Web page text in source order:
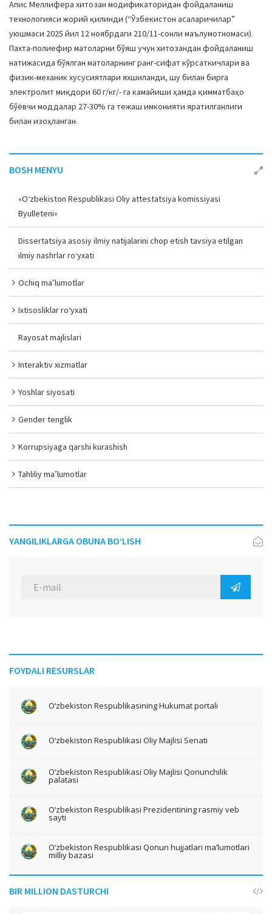
Апис Меллифера хитозан модификаторидан фойдаланиш
технологияси жорий қилинди (“Ўзбекистон асаларичилар”
уюшмаси 2025 йил 12 ноябрдаги 210/11-сонли маълумотномаси).
Пахта-полиефир матоларни бўяш учун хитозандан фойдаланиш
натижасида бўялган матоларнинг ранг-сифат кўрсаткичлари ва
физик-механик хусусиятлари яхшиланди, шу билан бирга
электролит миқдори 60 г/кг/- га камайиши ҳамда қимматбаҳо
бўёвчи моддалар 27-30% га тежаш имконияти яратилганлиги
билан изоҳланган.
BOSH MENYU
«O‘zbekiston Respublikasi Oliy attestatsiya komissiyasi
Byulleteni»
Dissertatsiya asosiy ilmiy natijalarini chop etish tavsiya etilgan
ilmiy nashrlar ro‘yxati
Ochiq ma’lumotlar
Ixtisosliklar ro‘yxati
Rayosat majlislari
Interaktiv xizmatlar
Yoshlar siyosati
Gender tenglik
Korrupsiyaga qarshi kurashish
Tahliliy ma’lumotlar
YANGILIKLARGA OBUNA BO‘LISH
FOYDALI RESURSLAR
O‘zbekiston Respublikasining Hukumat portali
O‘zbekiston Respublikasi Oliy Majlisi Senati
O‘zbekiston Respublikasi Oliy Majlisi Qonunchilik
palatasi
O‘zbekiston Respublikasi Prezidentining rasmiy veb
sayti
O‘zbekiston Respublikasi Qonun hujjatlari ma’lumotlari
milliy bazasi
BIR MILLION DASTURCHI